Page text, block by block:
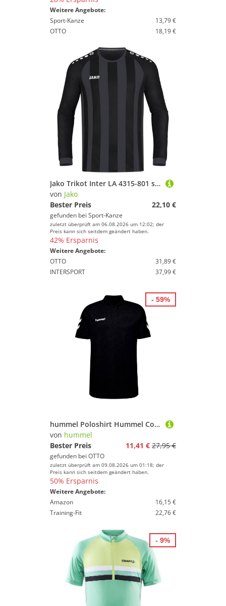
Weitere Angebote:
Sport-Kanze
13,79 €
OTTO
18,19 €
Jako Trikot Inter LA 4315-801 schwarz/anthrazit - Gr. 128
von Jako
Bester Preis
22,10 €
gefunden bei Sport-Kanze
zuletzt überprüft am 06.08.2026 um 12:02; der
Preis kann sich seitdem geändert haben.
42% Ersparnis
Weitere Angebote:
OTTO
31,89 €
INTERSPORT
37,99 €
hummel Poloshirt Hummel Cotton Poloshirt Kids F9001 Baumwolle
von hummel
Bester Preis
11,41 € 27,95 €
gefunden bei OTTO
zuletzt überprüft am 09.08.2026 um 01:18; der
Preis kann sich seitdem geändert haben.
50% Ersparnis
Weitere Angebote:
Amazon
16,15 €
Training-Fit
22,76 €
- 59%
- 9%